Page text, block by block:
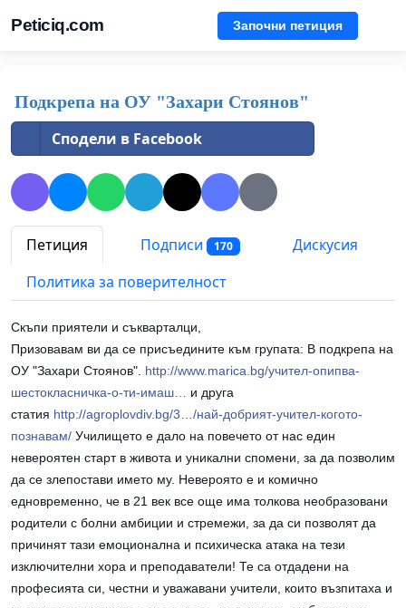
Peticiq.com Започни петиция
Подкрепа на ОУ "Захари Стоянов"
Сподели в Facebook
Петиция Подписи 170
Дискусия
Политика за поверителност
Скъпи приятели и съкварталци,
Призовавам ви да се присъедините към групата: В подкрепа на
ОУ "Захари Стоянов". http://www.marica.bg/учител-опипва-
шестокласничка-о-ти-имаш… и друга
статия http://agroplovdiv.bg/3…/най-добрият-учител-когото-
познавам/ Училището е дало на повечето от нас един
невероятен старт в живота и уникални спомени, за да позволим
да се злепостави името му. Невероято е и комично
едновременно, че в 21 век все още има толкова необразовани
родители с болни амбиции и стремежи, за да си позволят да
причинят тази емоционална и психическа атака на тези
изключителни хора и преподаватели! Те са отдадени на
професията си, честни и уважавани учители, които възпитаха и